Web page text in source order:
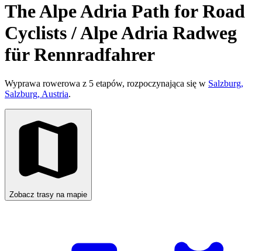
The Alpe Adria Path for Road
Cyclists / Alpe Adria Radweg
für Rennradfahrer
Wyprawa rowerowa z 5 etapów, rozpoczynająca się w Salzburg,
Salzburg, Austria.
Zobacz trasy na mapie